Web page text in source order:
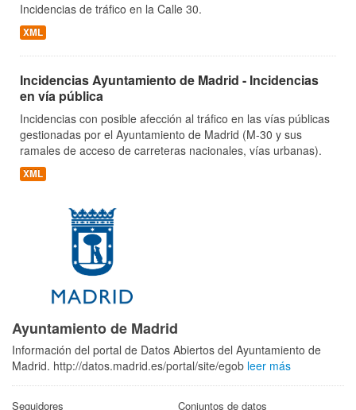
Incidencias de tráfico en la Calle 30.
XML
Incidencias Ayuntamiento de Madrid - Incidencias
en vía pública
Incidencias con posible afección al tráfico en las vías públicas
gestionadas por el Ayuntamiento de Madrid (M-30 y sus
ramales de acceso de carreteras nacionales, vías urbanas).
XML
Ayuntamiento de Madrid
Información del portal de Datos Abiertos del Ayuntamiento de
Madrid. http://datos.madrid.es/portal/site/egob leer más
Seguidores Conjuntos de datos